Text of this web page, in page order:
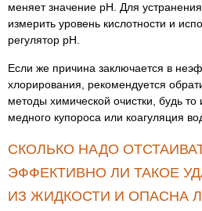
меняет значение рН. Для
измерить уровень кислотности и
регулятор рН.
Если же причина заключается в
хлорирования, рекомендуется
методы химической очистки, будь то
медного купороса или коагуляция
СКОЛЬКО НАДО
ЭФФЕКТИВНО ЛИ ТАКОЕ
ИЗ ЖИДКОСТИ И ОПАСНА